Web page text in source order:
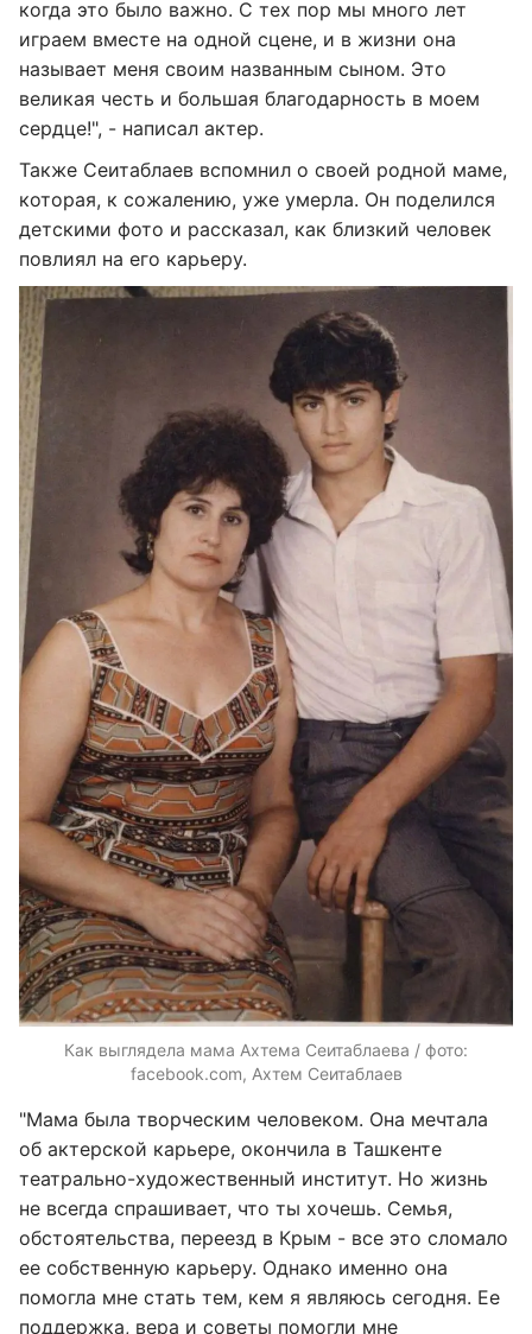
когда это было важно. С тех пор мы много лет
играем вместе на одной сцене, и в жизни она
называет меня своим названным сыном. Это
великая честь и большая благодарность в моем
сердце!", - написал актер.
Также Сеитаблаев вспомнил о своей родной маме,
которая, к сожалению, уже умерла. Он поделился
детскими фото и рассказал, как близкий человек
повлиял на его карьеру.
Как выглядела мама Ахтема Сеитаблаева / фото:
facebook.com, Ахтем Сеитаблаев
"Мама была творческим человеком. Она мечтала
об актерской карьере, окончила в Ташкенте
театрально-художественный институт. Но жизнь
не всегда спрашивает, что ты хочешь. Семья,
обстоятельства, переезд в Крым - все это сломало
ее собственную карьеру. Однако именно она
помогла мне стать тем, кем я являюсь сегодня. Ее
поддержка, вера и советы помогли мне